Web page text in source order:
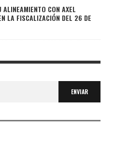
CON AXEL
LA FISCALIZACIÓN DEL 26 DE